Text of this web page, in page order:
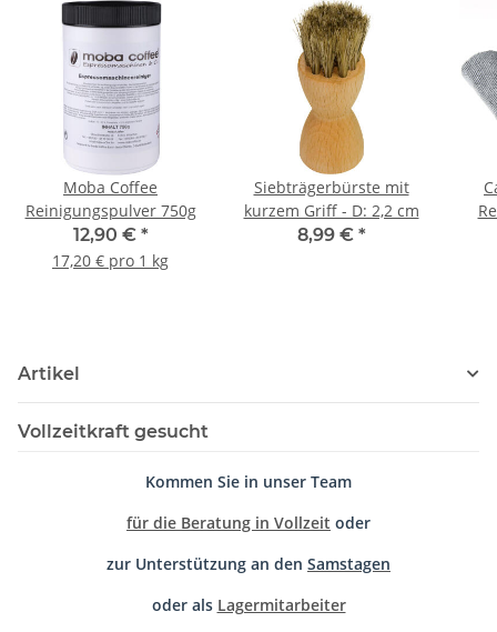
Moba Coffee
Reinigungspulver 750g
12,90 € *
17,20 € pro 1 kg
Siebträgerbürste mit
kurzem Griff - D: 2,2 cm
8,99 € *
Artikel
Vollzeitkraft gesucht
Kommen Sie in unser Team
für die Beratung in Vollzeit oder
zur Unterstützung an den Samstagen
oder als Lagermitarbeiter